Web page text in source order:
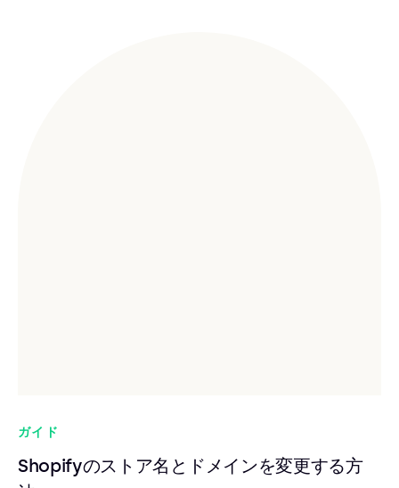
ガイド
Shopifyのストア名とドメインを変更する方